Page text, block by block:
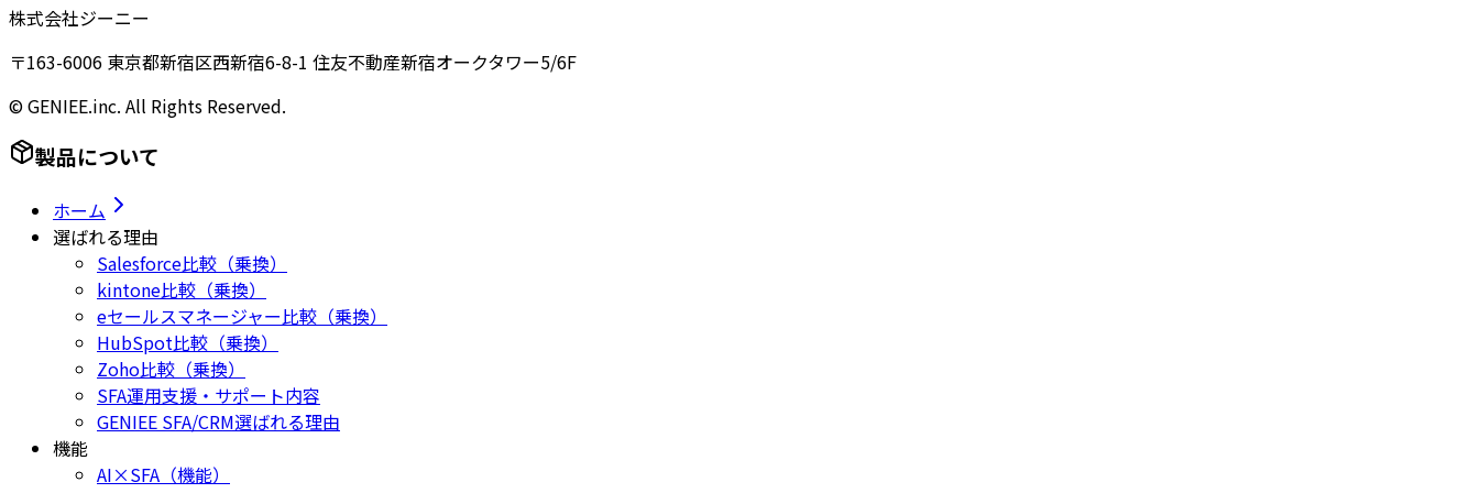
株式会社ジーニー
〒163-6006 東京都新宿区西新宿6-8-1 住友不動産新宿オークタワー5/6F
© GENIEE.inc. All Rights Reserved.
製品について
ホーム
選ばれる理由
Salesforce比較（乗換）
kintone比較（乗換）
eセールスマネージャー比較（乗換）
HubSpot比較（乗換）
Zoho比較（乗換）
SFA運用支援・サポート内容
GENIEE SFA/CRM選ばれる理由
機能
AI×SFA（機能）